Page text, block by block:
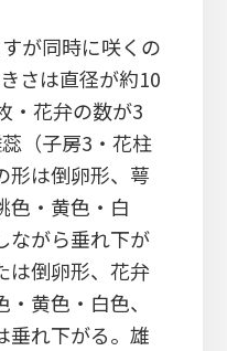
が同時に咲くの
さは直径が約10
・花弁の数が3
（子房3・花柱
形は倒卵形、萼
色・黄色・白
ながら垂れ下が
は倒卵形、花弁
黄色・白色、
垂れ下がる。雄